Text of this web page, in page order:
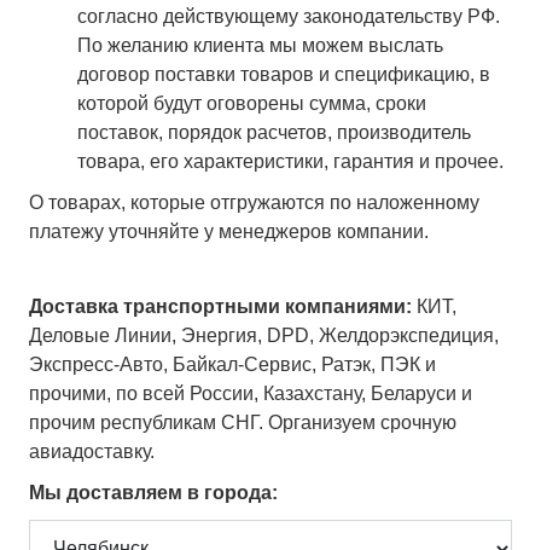
согласно действующему законодательству РФ.
По желанию клиента мы можем выслать
договор поставки товаров и спецификацию, в
которой будут оговорены сумма, сроки
поставок, порядок расчетов, производитель
товара, его характеристики, гарантия и прочее.
О товарах, которые отгружаются по наложенному
платежу уточняйте у менеджеров компании.
Доставка транспортными компаниями: КИТ,
Деловые Линии, Энергия, DPD, Желдорэкспедиция,
Экспресс-Авто, Байкал-Сервис, Ратэк, ПЭК и
прочими, по всей России, Казахстану, Беларуси и
прочим республикам СНГ. Организуем срочную
авиадоставку.
Мы доставляем в города: